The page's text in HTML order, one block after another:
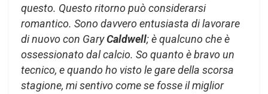
questo. Questo ritorno può considerarsi
romantico. Sono davvero entusiasta di lavorare
di nuovo con GaryCaldwell; è qualcuno che è
ossessionato dal calcio. So quanto è bravo un
tecnico, e quando ho visto le gare della scorsa
stagione, mi sentivo come se fosse il miglior